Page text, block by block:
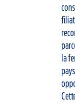
la